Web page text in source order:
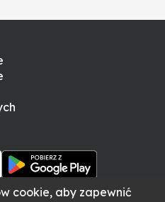
cookie, aby zapewnić